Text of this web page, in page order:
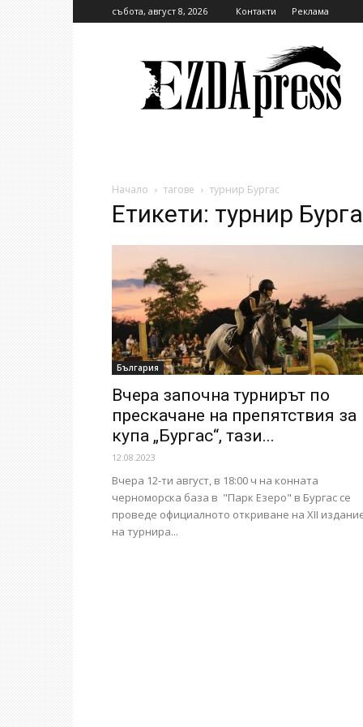
събота, август 8, 2026 Контакти Реклама
Начало тагове турнир Бургас
Етикети: турнир
България
Вчера започна турнирът по
прескачане на препятствия за
купа „Бургас“, тази...
12.08.2023
Вчера 12-ти август, в 18:00 ч на конната
черноморска база в "Парк Езеро" в Бургас се
проведе официалното откриване на XII
на турнира...